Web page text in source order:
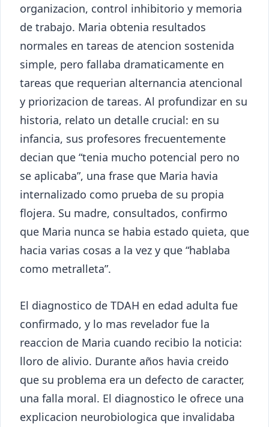
organizacion, control inhibitorio y memoria
de trabajo. Maria obtenia resultados
normales en tareas de atencion sostenida
simple, pero fallaba dramaticamente en
tareas que requerian alternancia atencional
y priorizacion de tareas. Al profundizar en su
historia, relato un detalle crucial: en su
infancia, sus profesores frecuentemente
decian que “tenia mucho potencial pero no
se aplicaba”, una frase que Maria havia
internalizado como prueba de su propia
flojera. Su madre, consultados, confirmo
que Maria nunca se habia estado quieta, que
hacia varias cosas a la vez y que “hablaba
como metralleta”.
El diagnostico de TDAH en edad adulta fue
confirmado, y lo mas revelador fue la
reaccion de Maria cuando recibio la noticia:
lloro de alivio. Durante años havia creido
que su problema era un defecto de caracter,
una falla moral. El diagnostico le ofrece una
explicacion neurobiologica que invalidaba